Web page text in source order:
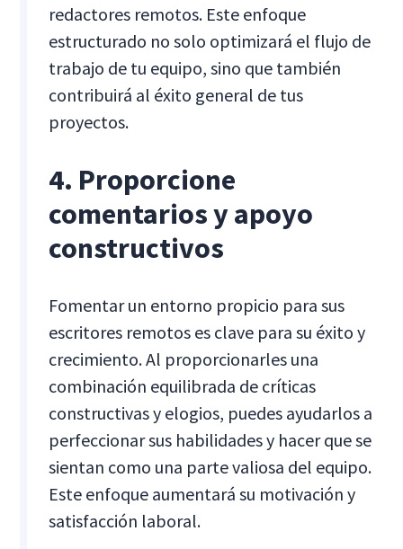
redactores remotos. Este enfoque
estructurado no solo optimizará el flujo de
trabajo de tu equipo, sino que también
contribuirá al éxito general de tus
proyectos.
4. Proporcione
comentarios y apoyo
constructivos
Fomentar un entorno propicio para sus
escritores remotos es clave para su éxito y
crecimiento. Al proporcionarles una
combinación equilibrada de críticas
constructivas y elogios, puedes ayudarlos a
perfeccionar sus habilidades y hacer que se
sientan como una parte valiosa del equipo.
Este enfoque aumentará su motivación y
satisfacción laboral.